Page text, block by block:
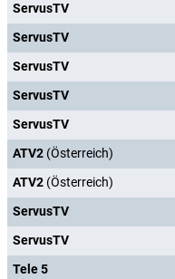
ServusTV
ServusTV
ServusTV
ServusTV
ServusTV
ATV2 (Österreich)
ATV2 (Österreich)
ServusTV
ServusTV
Tele 5